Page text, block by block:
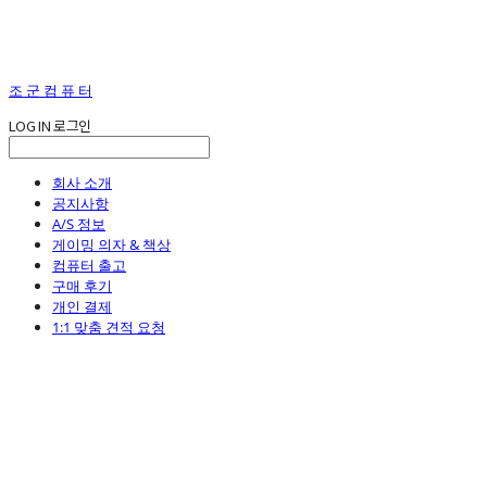
조 군 컴 퓨 터
LOG IN로그인
회사 소개
공지사항
A/S 정보
게이밍 의자 & 책상
컴퓨터 출고
구매 후기
개인 결제
1:1 맞춤 견적 요청